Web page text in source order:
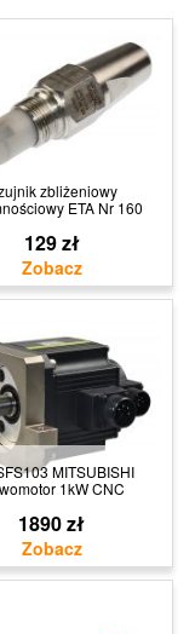
zbliżeniowy
ETA Nr 160
129 zł
MITSUBISHI
1kW CNC
1890 zł